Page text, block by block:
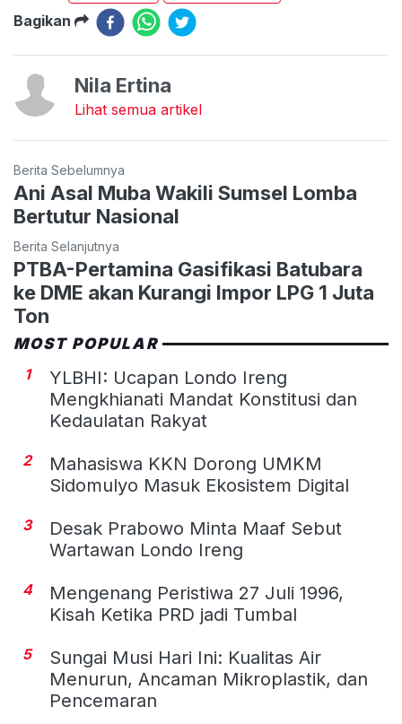
Bagikan
Nila Ertina
Lihat semua artikel
Berita Sebelumnya
Ani Asal Muba Wakili Sumsel Lomba
Bertutur Nasional
Berita Selanjutnya
PTBA-Pertamina Gasifikasi Batubara
ke DME akan Kurangi Impor LPG 1 Juta
Ton
MOST POPULAR
1
YLBHI: Ucapan Londo Ireng
Mengkhianati Mandat Konstitusi dan
Kedaulatan Rakyat
2
Mahasiswa KKN Dorong UMKM
Sidomulyo Masuk Ekosistem Digital
3
Desak Prabowo Minta Maaf Sebut
Wartawan Londo Ireng
4
Mengenang Peristiwa 27 Juli 1996,
Kisah Ketika PRD jadi Tumbal
5
Sungai Musi Hari Ini: Kualitas Air
Menurun, Ancaman Mikroplastik, dan
Pencemaran